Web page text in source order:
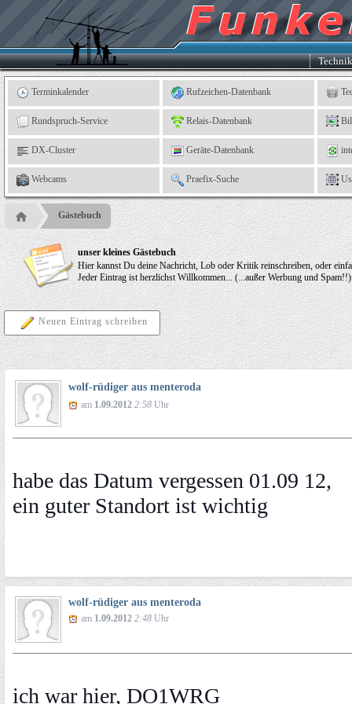
Kleingartenverein
e.
V.,
Leinefelde
Terminkalender Rufzeichen-Datenbank
Rundspruch-Service Relais-Datenbank
DX-Cluster Geräte-Datenbank
Webcams Praefix-Suche
Gästebuch
unser kleines Gästebuch
Hier kannst Du deine Nachricht, Lob oder Kritik reinschreiben, oder
Jeder Eintrag ist herzlichst Willkommen... (...außer Werbung und Spam!!)
Neuen Eintrag schreiben
wolf-rüdiger aus menteroda
am 1.09.2012 2:58 Uhr
habe das Datum vergessen 01.09 12,
ein guter Standort ist wichtig
wolf-rüdiger aus menteroda
am 1.09.2012 2:48 Uhr
ich war hier, DO1WRG